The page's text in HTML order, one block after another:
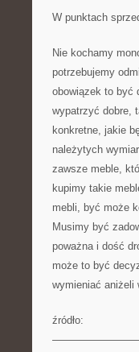
W punktach
Nie kochamy
potrzebujemy
obowiązek to być
wypatrzyć dobre,
konkretne, jakie
należytych
zawsze meble,
kupimy takie
mebli, być może
Musimy być
poważna i dość
może to być
wymieniać aniżeli
źródło: